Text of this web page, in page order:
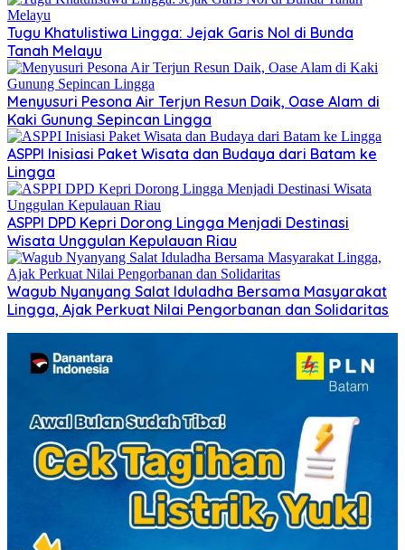
Tugu Khatulistiwa Lingga: Jejak Garis Nol di Bunda
Tanah Melayu
Menyusuri Pesona Air Terjun Resun Daik, Oase Alam di
Kaki Gunung Sepincan Lingga
ASPPI Inisiasi Paket Wisata dan Budaya dari Batam ke
Lingga
ASPPI DPD Kepri Dorong Lingga Menjadi Destinasi
Wisata Unggulan Kepulauan Riau
Wagub Nyanyang Salat Iduladha Bersama Masyarakat
Lingga, Ajak Perkuat Nilai Pengorbanan dan Solidaritas